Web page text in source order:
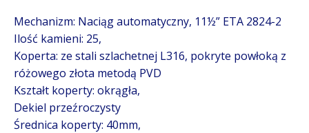
Mechanizm: Naciąg automatyczny, 11½” ETA 2824-2
Ilość kamieni: 25,
Koperta: ze stali szlachetnej L316, pokryte powłoką z
różowego złota metodą PVD
Kształt koperty: okrągła,
Dekiel przeźroczysty
Średnica koperty: 40mm,